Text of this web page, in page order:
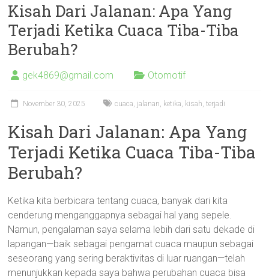
Kisah Dari Jalanan: Apa Yang
Terjadi Ketika Cuaca Tiba-Tiba
Berubah?
gek4869@gmail.com Otomotif
November 30, 2025 cuaca, jalanan, ketika, kisah,terjadi
Kisah Dari Jalanan: Apa Yang
Terjadi Ketika Cuaca Tiba-Tiba
Berubah?
Ketika kita berbicara tentang cuaca, banyak dari kita
cenderung menganggapnya sebagai hal yang sepele.
Namun, pengalaman saya selama lebih dari satu dekade di
lapangan—baik sebagai pengamat cuaca maupun sebagai
seseorang yang sering beraktivitas di luar ruangan—telah
menunjukkan kepada saya bahwa perubahan cuaca bisa